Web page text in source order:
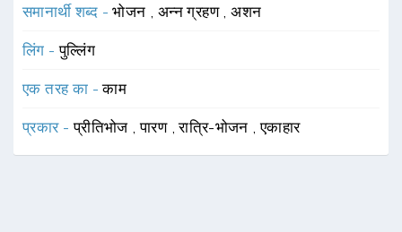
समानार्थी शब्द -भोजन , अन्न ग्रहण ,अशन
लिंग -पुल्लिंग
एक तरह का -काम
प्रकार -प्रीतिभोज ,पारण ,रात्रि-भोजन ,एकाहार